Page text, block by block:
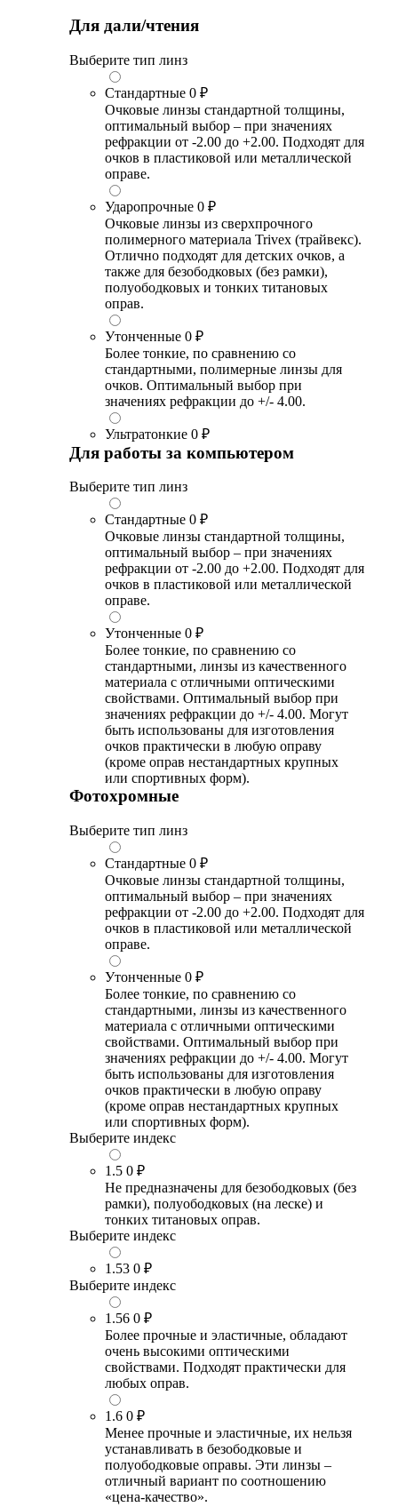
Для дали/чтения
Выберите тип линз
Стандартные 0 ₽
Очковые линзы стандартной толщины,
оптимальный выбор – при значениях
рефракции от -2.00 до +2.00. Подходят для
очков в пластиковой или металлической
оправе.
Ударопрочные 0 ₽
Очковые линзы из сверхпрочного
полимерного материала Trivex (трайвекс).
Отлично подходят для детских очков, а
также для безободковых (без рамки),
полуободковых и тонких титановых
оправ.
Утонченные 0 ₽
Более тонкие, по сравнению со
стандартными, полимерные линзы для
очков. Оптимальный выбор при
значениях рефракции до +/- 4.00.
Ультратонкие 0 ₽
Для работы за компьютером
Выберите тип линз
Стандартные 0 ₽
Очковые линзы стандартной толщины,
оптимальный выбор – при значениях
рефракции от -2.00 до +2.00. Подходят для
очков в пластиковой или металлической
оправе.
Утонченные 0 ₽
Более тонкие, по сравнению со
стандартными, линзы из качественного
материала с отличными оптическими
свойствами. Оптимальный выбор при
значениях рефракции до +/- 4.00. Могут
быть использованы для изготовления
очков практически в любую оправу
(кроме оправ нестандартных крупных
или спортивных форм).
Фотохромные
Выберите тип линз
Стандартные 0 ₽
Очковые линзы стандартной толщины,
оптимальный выбор – при значениях
рефракции от -2.00 до +2.00. Подходят для
очков в пластиковой или металлической
оправе.
Утонченные 0 ₽
Более тонкие, по сравнению со
стандартными, линзы из качественного
материала с отличными оптическими
свойствами. Оптимальный выбор при
значениях рефракции до +/- 4.00. Могут
быть использованы для изготовления
очков практически в любую оправу
(кроме оправ нестандартных крупных
или спортивных форм).
Выберите индекс
1.5 0 ₽
Не предназначены для безободковых (без
рамки), полуободковых (на леске) и
тонких титановых оправ.
Выберите индекс
1.53 0 ₽
Выберите индекс
1.56 0 ₽
Более прочные и эластичные, обладают
очень высокими оптическими
свойствами. Подходят практически для
любых оправ.
1.6 0 ₽
Менее прочные и эластичные, их нельзя
устанавливать в безободковые и
полуободковые оправы. Эти линзы –
отличный вариант по соотношению
«цена-качество».